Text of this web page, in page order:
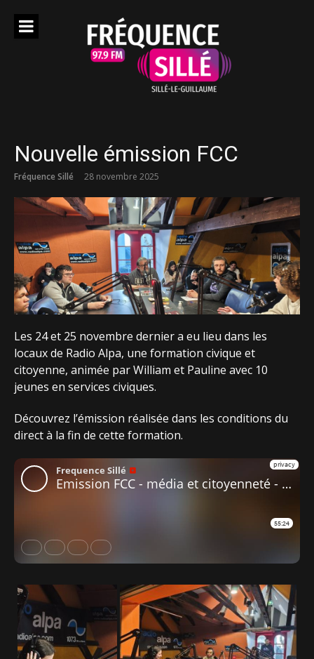
Nouvelle émission FCC
Fréquence Sillé 28 novembre 2025
Les 24 et 25 novembre dernier a eu lieu dans les
locaux de Radio Alpa, une formation civique et
citoyenne, animée par William et Pauline avec 10
jeunes en services civiques.
Découvrez l’émission réalisée dans les conditions du
direct à la fin de cette formation.